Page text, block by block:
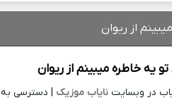
از ریوان
یه خاطره میبینم ازریوان
در وبسایتنایاب موزیک | دسترسی به